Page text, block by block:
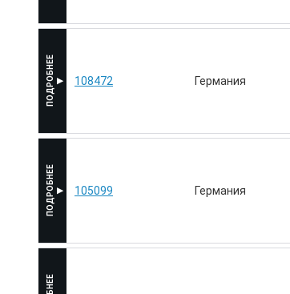
108472 Германия
105099 Германия